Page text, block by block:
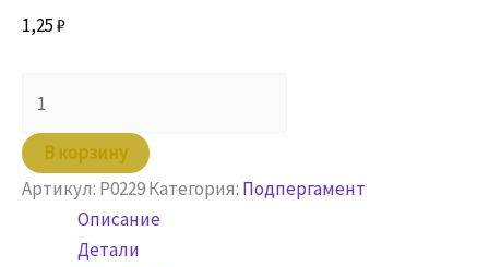
1,25₽
товара
Обертка
бумажная
В корзину
Артикул: P0229Категория: Подпергамент
Описание
Детали